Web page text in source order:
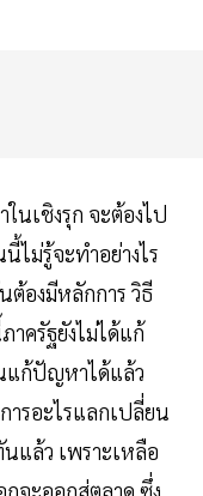
นเชิงรุก จะต้องไป
ไม่รู้จะทำอย่างไร
ต้องมีหลักการ วิธี
าครัฐยังไม่ได้แก้
แก้ปัญหาได้แล้ว
ารอะไรแลกเปลี่ยน
แล้ว เพราะเหลือ